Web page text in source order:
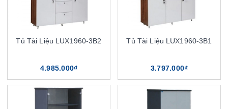
Tủ Tài Liệu LUX1960-3B2
4.985.000₫
Tủ Tài Liệu LUX1960-3B1
3.797.000₫